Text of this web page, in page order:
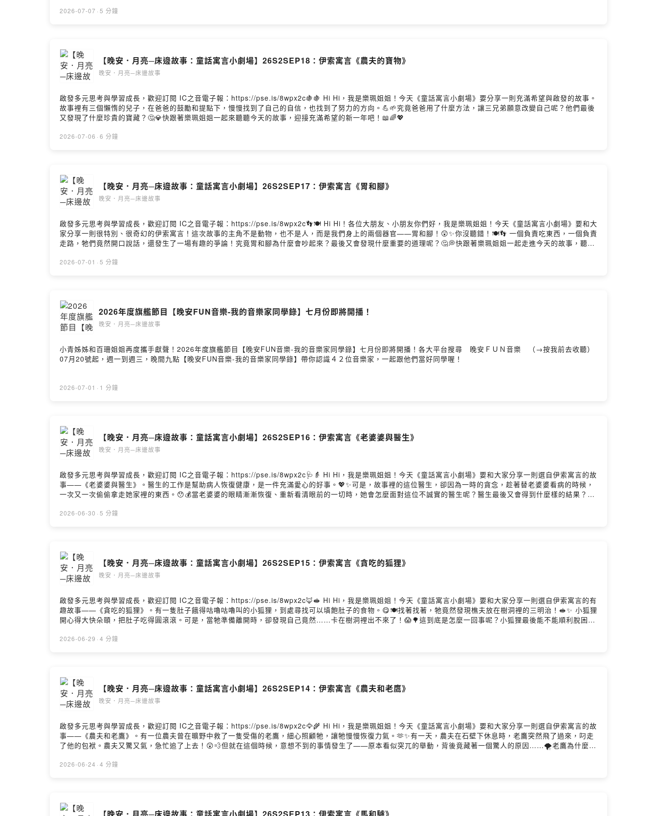
2026-07-07 · 5 分鐘
【晚安．月亮─床邊故事：童話寓言小劇場】26S2SEP18：伊索寓言《農夫的寶物》
晚安．月亮─床邊故事
啟發多元思考與學習成長，歡迎訂閱 IC之音電子報：https://pse.is/8wpx2c🍇🍇 Hi Hi，我是樂珮姐姐！今天《童話寓言小劇場》要分享一則充滿希望與啟發的故事。
故事裡有三個懶惰的兒子，在爸爸的鼓勵和提點下，慢慢找到了自己的自信，也找到了努力的方向。💪🌱究竟爸爸用了什麼方法，讓三兄弟願意改變自己呢？他們最後
又發現了什麼珍貴的寶藏？🤔💎快跟著樂珮姐姐一起來聽聽今天的故事，迎接充滿希望的新一年吧！📖🌈💖
2026-07-06 · 6 分鐘
【晚安．月亮─床邊故事：童話寓言小劇場】26S2SEP17：伊索寓言《胃和腳》
晚安．月亮─床邊故事
啟發多元思考與學習成長，歡迎訂閱 IC之音電子報：https://pse.is/8wpx2c👣🍽️ Hi Hi！各位大朋友、小朋友你們好，我是樂珮姐姐！今天《童話寓言小劇場》要和大
家分享一則很特別、很奇幻的伊索寓言！這次故事的主角不是動物，也不是人，而是我們身上的兩個器官——胃和腳！😲✨你沒聽錯！🍽️👣 一個負責吃東西，一個負責
走路，牠們竟然開口說話，還發生了一場有趣的爭論！究竟胃和腳為什麼會吵起來？最後又會發現什麼重要的道理呢？🤔💭快跟著樂珮姐姐一起走進今天的故事，聽聽
2026-07-01 · 5 分鐘
2026年度旗艦節目【晚安FUN音樂-我的音樂家同學錄】七月份即將開播！
晚安．月亮─床邊故事
小青姊姊和百珊姐姐再度攜手獻聲！2026年度旗艦節目【晚安FUN音樂-我的音樂家同學錄】七月份即將開播！各大平台搜尋 晚安ＦＵＮ音樂 （→按我前去收聽）
07月20號起，週一到週三，晚間九點【晚安FUN音樂-我的音樂家同學錄】帶你認識４２位音樂家，一起跟他們當好同學喔！
2026-07-01 · 1 分鐘
【晚安．月亮─床邊故事：童話寓言小劇場】26S2SEP16：伊索寓言《老婆婆與醫生》
晚安．月亮─床邊故事
啟發多元思考與學習成長，歡迎訂閱 IC之音電子報：https://pse.is/8wpx2c🩺👵 Hi Hi，我是樂珮姐姐！今天《童話寓言小劇場》要和大家分享一則選自伊索寓言的故
事——《老婆婆與醫生》。醫生的工作是幫助病人恢復健康，是一件充滿愛心的好事。💖✨可是，故事裡的這位醫生，卻因為一時的貪念，趁著替老婆婆看病的時候，
一次又一次偷偷拿走她家裡的東西。😯💰當老婆婆的眼睛漸漸恢復、重新看清眼前的一切時，她會怎麼面對這位不誠實的醫生呢？醫生最後又會得到什麼樣的結果？🤔
2026-06-30 · 5 分鐘
【晚安．月亮─床邊故事：童話寓言小劇場】26S2SEP15：伊索寓言《貪吃的狐狸》
晚安．月亮─床邊故事
啟發多元思考與學習成長，歡迎訂閱 IC之音電子報：https://pse.is/8wpx2c🦊🥪 Hi Hi，我是樂珮姐姐！今天《童話寓言小劇場》要和大家分享一則選自伊索寓言的有
趣故事——《貪吃的狐狸》。有一隻肚子餓得咕嚕咕嚕叫的小狐狸，到處尋找可以填飽肚子的食物。😋🍽️找著找著，牠竟然發現樵夫放在樹洞裡的三明治！🥪✨ 小狐狸
開心得大快朵頤，把肚子吃得圓滾滾。可是，當牠準備離開時，卻發現自己竟然……卡在樹洞裡出不來了！😱🌳這到底是怎麼一回事呢？小狐狸最後能不能順利脫困？
2026-06-29 · 4 分鐘
【晚安．月亮─床邊故事：童話寓言小劇場】26S2SEP14：伊索寓言《農夫和老鷹》
晚安．月亮─床邊故事
啟發多元思考與學習成長，歡迎訂閱 IC之音電子報：https://pse.is/8wpx2c🦅🌾 Hi Hi，我是樂珮姐姐！今天《童話寓言小劇場》要和大家分享一則選自伊索寓言的故
事——《農夫和老鷹》。有一位農夫曾在曠野中救了一隻受傷的老鷹，細心照顧牠，讓牠慢慢恢復力氣。🫶✨有一天，農夫在石壁下休息時，老鷹突然飛了過來，叼走
了他的包袱。農夫又驚又氣，急忙追了上去！😲💨但就在這個時候，意想不到的事情發生了——原本看似突兀的舉動，背後竟藏著一個驚人的原因……🌪️老鷹為什麼要
2026-06-24 · 4 分鐘